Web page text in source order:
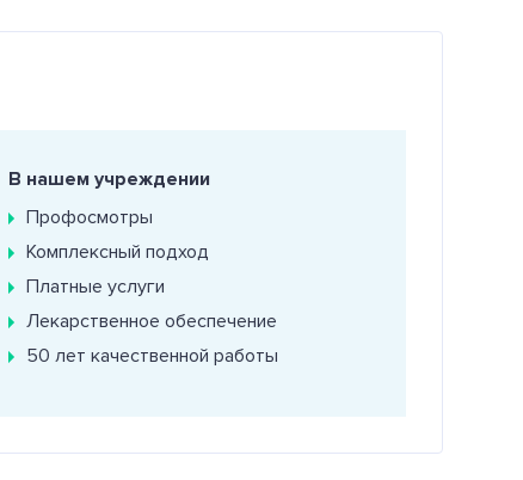
В нашем учреждении
Профосмотры
Комплексный подход
Платные услуги
Лекарственное обеспечение
50 лет качественной работы